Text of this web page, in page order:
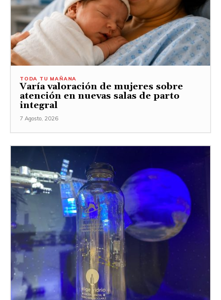
TODA TU MAÑANA
Varía valoración de mujeres sobre
atención en nuevas salas de parto
integral
7 Agosto, 2026